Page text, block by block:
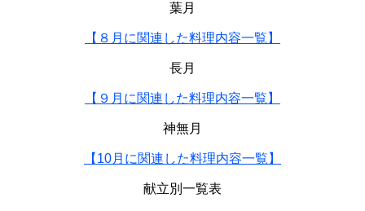
葉月
【８月に関連した料理内容一覧】
長月
【９月に関連した料理内容一覧】
神無月
【10月に関連した料理内容一覧】
献立別一覧表